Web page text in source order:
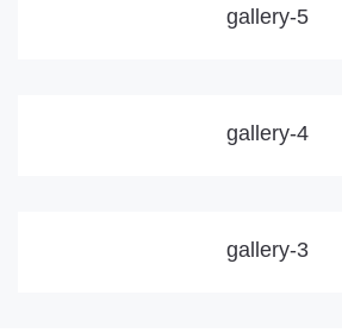
gallery-5
gallery-4
gallery-3